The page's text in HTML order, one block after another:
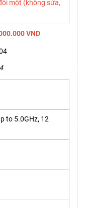
một (không sửa,
VND
to 5.0GHz, 12